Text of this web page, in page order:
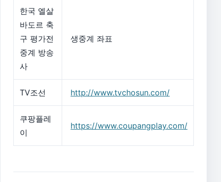
한국 엘살
바도르 축
구 평가전
중계 방송
사
생중계 좌표
TV조선 http://www.tvchosun.com/
쿠팡플레
이
https://www.coupangplay.com/